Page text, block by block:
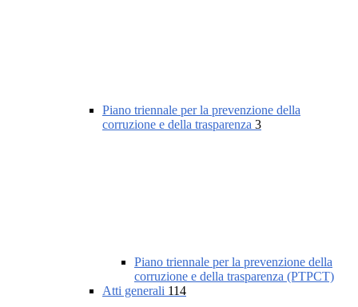
Piano triennale per la prevenzione della
corruzione e della trasparenza 3
Piano triennale per la prevenzione della
corruzione e della trasparenza (PTPCT)
Atti generali 114